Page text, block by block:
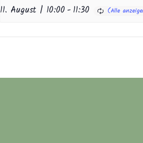
11. August | 10:00 -11:30